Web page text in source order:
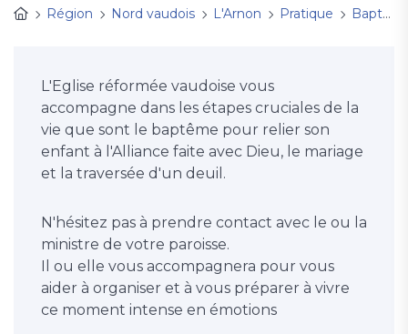
Région
Nord vaudois L'Arnon Pratique Baptêmes, mariages et enterrements
L'Eglise réformée vaudoise vous
accompagne dans les étapes cruciales de la
vie que sont le baptême pour relier son
enfant à l'Alliance faite avec Dieu, le mariage
et la traversée d'un deuil.
N'hésitez pas à prendre contact avec le ou la
ministre de votre paroisse.
Il ou elle vous accompagnera pour vous
aider à organiser et à vous préparer à vivre
ce moment intense en émotions